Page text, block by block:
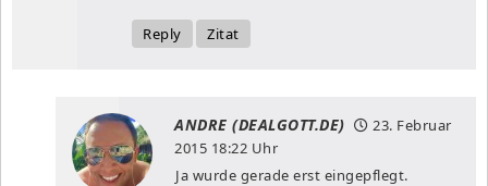
Reply Zitat
ANDRE (DEALGOTT.DE)
23. Februar
2015 18:22 Uhr
Ja wurde gerade erst eingepflegt.